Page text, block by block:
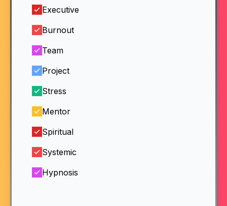
Executive
Burnout
Team
Project
Stress
Mentor
Spiritual
Systemic
Hypnosis